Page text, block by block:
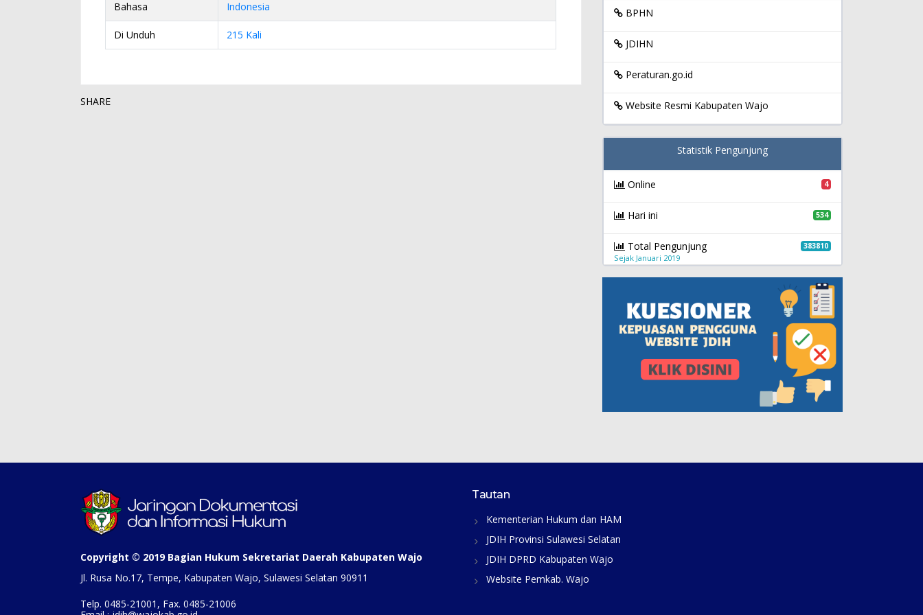
Bahasa Indonesia
Di Unduh 215 Kali
SHARE
BPHN
JDIHN
Peraturan.go.id
Website Resmi Kabupaten Wajo
Statistik Pengunjung
Online 4
Hari ini 534
Total Pengunjung 383810
Sejak Januari 2019
Copyright © 2019 Bagian Hukum Sekretariat Daerah Kabupaten Wajo
Jl. Rusa No.17, Tempe, Kabupaten Wajo, Sulawesi Selatan 90911
Telp. 0485-21001, Fax. 0485-21006
Tautan
Kementerian Hukum dan HAM
JDIH Provinsi Sulawesi Selatan
JDIH DPRD Kabupaten Wajo
Website Pemkab. Wajo